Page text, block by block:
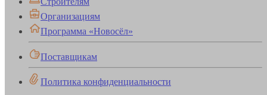
Организациям
Программа «Новосёл»
Поставщикам
Политика конфиденциальности